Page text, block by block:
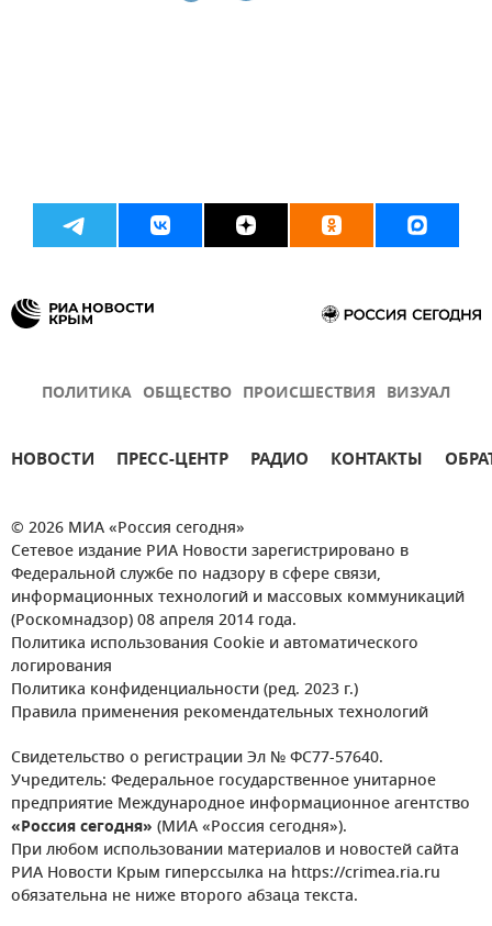
ПОЛИТИКА ОБЩЕСТВО ПРОИСШЕСТВИЯ ВИЗУАЛ
НОВОСТИ ПРЕСС-ЦЕНТР РАДИО КОНТАКТЫ
© 2026 МИА «Россия сегодня»
Сетевое издание РИА Новости зарегистрировано в
Федеральной службе по надзору в сфере связи,
информационных технологий и массовых коммуникаций
(Роскомнадзор) 08 апреля 2014 года.
Политика использования Cookie и автоматического
логирования
Политика конфиденциальности (ред. 2023 г.)
Правила применения рекомендательных технологий
Свидетельство о регистрации Эл № ФС77-57640.
Учредитель: Федеральное государственное унитарное
предприятие Международное информационное агентство
«Россия сегодня» (МИА «Россия сегодня»).
При любом использовании материалов и новостей сайта
РИА Новости Крым гиперссылка на https://crimea.ria.ru
обязательна не ниже второго абзаца текста.